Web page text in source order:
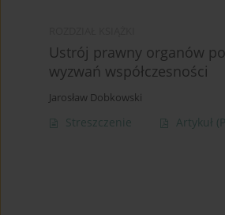
Ustrój prawny organów
wyzwań współczesności
Jarosław Dobkowski
Streszczenie Artykuł